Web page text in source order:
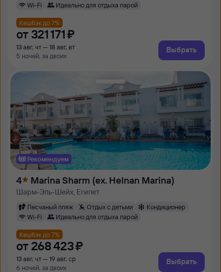
Wi-Fi
Идеально для отдыха парой
Кешбэк до 7%
от 321 ⁠171 ⁠₽
13 авг, чт — 18 авг, вт
5 ночей, за двоих
Выбрать
Рекомендуем
4 Marina Sharm (ex. Helnan Marina)
Шарм-Эль-Шейх, Египет
Песчаный пляж Отдых с детьми
Кондиционер
Wi-Fi
Идеально для отдыха парой
Кешбэк до 7%
от 268 ⁠423 ⁠₽
13 авг, чт — 19 авг, ср
6 ночей, за двоих
Выбрать